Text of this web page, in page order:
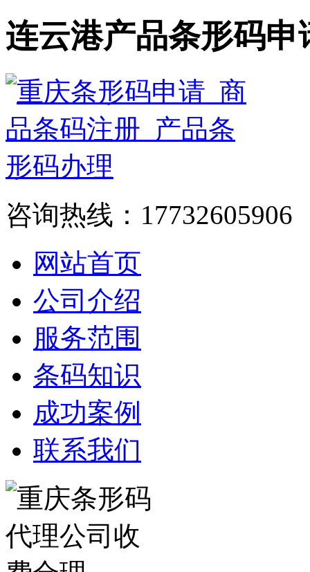
连云港产品条形码申
咨询热线：17732605906
网站首页
公司介绍
服务范围
条码知识
成功案例
联系我们